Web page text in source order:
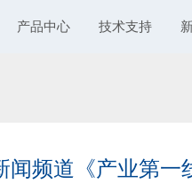
产品中心 技术支持
闻频道《产业第一